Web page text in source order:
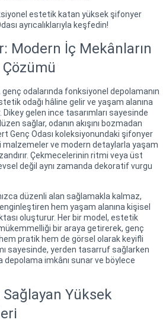
estetik katan yüksek şifonyer
ayrıcalıklarıyla keşfedin!
Modern İç Mekânların
Çözümü
odalarında fonksiyonel depolamanın
odağı hâline gelir ve yaşam alanına
gelen ince tasarımları sayesinde
sağlar, odanın akışını bozmadan
Genç Odası koleksiyonundaki şifonyer
malzemeler ve modern detaylarla yaşam
Çekmecelerinin ritmi veya üst
değil aynı zamanda dekoratif vurgu
düzenli alan sağlamakla kalmaz,
hem yaşam alanına kişisel
oluşturur. Her bir model, estetik
bir araya getirerek, genç
hem pratik hem de görsel olarak keyifli
sayesinde, yerden tasarruf sağlarken
depolama imkânı sunar ve böylece
Sağlayan Yüksek